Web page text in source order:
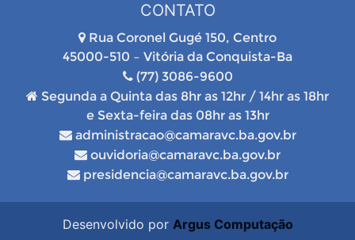
CONTATO
Rua Coronel Gugé 150, Centro
45000-510 – Vitória da Conquista-Ba
(77) 3086-9600
Segunda a Quinta das 8hr as 12hr / 14hr as 18hr
e Sexta-feira das 08hr as 13hr
administracao@camaravc.ba.gov.br
ouvidoria@camaravc.ba.gov.br
presidencia@camaravc.ba.gov.br
Desenvolvido por Argus Computação